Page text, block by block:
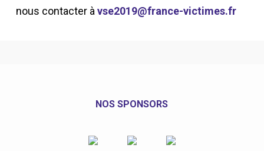
nous contacter à vse2019@france-victimes.fr
NOS SPONSORS